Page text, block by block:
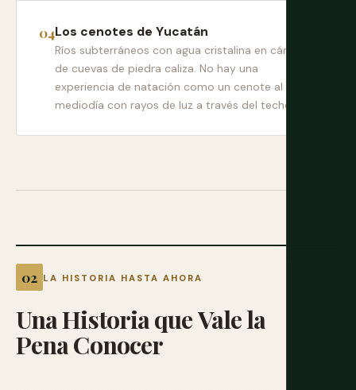
Los cenotes de Yucatán
Ríos subterráneos con agua cristalina en cámaras
de cuevas de piedra caliza. No hay una
experiencia de natación como un cenote al
mediodía con rayos de luz a través del techo.
LA HISTORIA HASTA AHORA
UnaHistoriaqueValela
PenaConocer